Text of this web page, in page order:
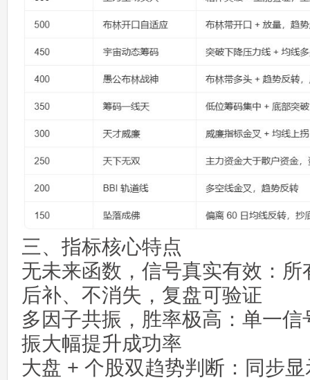
三、指标核心特点
无未来函数，信号真实有效：
后补、不消失，复盘可验证
多因子共振，胜率极高：单一
振大幅提升成功率
大盘 + 个股双趋势判断：同步